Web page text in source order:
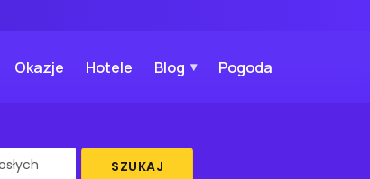
Okazje Hotele Blog Pogoda
SZUKAJ